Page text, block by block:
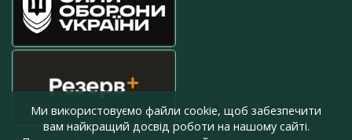
Ми використовуємо файли cookie, щоб забезпечити
вам найкращий досвід роботи на нашому сайті.